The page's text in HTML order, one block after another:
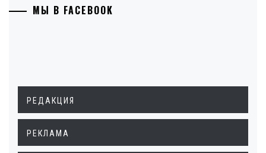
МЫ В FACEBOOK
РЕДАКЦИЯ
РЕКЛАМА